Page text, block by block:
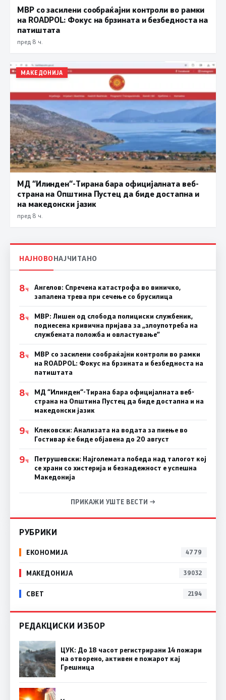
МВР со засилени сообраќајни контроли во рамки
на ROADPOL: Фокус на брзината и безбедноста на
патиштата
пред 8 ч.
МАКЕДОНИЈА
МД “Илинден“-Тирана бара официјалната веб-
страна на Општина Пустец да биде достапна и
на македонски јазик
пред 8 ч.
НАЈНОВОНАЈЧИТАНО
8Ч
Ангелов: Спречена катастрофа во виничко,
запалена трева при сечење со брусилица
8Ч
МВР: Лишен од слобода полициски службеник,
поднесена кривична пријава за „злоупотреба на
службената положба и овластување”
8Ч
МВР со засилени сообраќајни контроли во рамки
на ROADPOL: Фокус на брзината и безбедноста на
патиштата
8Ч
МД “Илинден“-Тирана бара официјалната веб-
страна на Општина Пустец да биде достапна и на
македонски јазик
9Ч
Клековски: Анализата на водата за пиење во
Гостивар ќе биде објавена до 20 август
9Ч
Петрушевски: Најголемата победа над талогот кој
се храни со хистерија и безнадежност е успешна
Македонија
ПРИКАЖИ УШТЕ ВЕСТИ →
РУБРИКИ
ЕКОНОМИЈА 4779
МАКЕДОНИЈА 39032
СВЕТ 2194
РЕДАКЦИСКИ ИЗБОР
ЦУК: До 18 часот регистрирани 14 пожари
на отворено, активен е пожарот кај
Грешница